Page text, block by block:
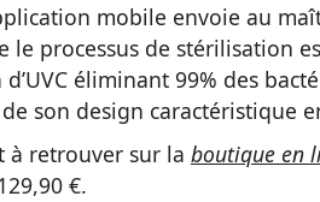
mobile envoie au
le processus de stérilisation
d’UVC éliminant 99% des
son design caractéristique
à retrouver sur la boutique en
€.